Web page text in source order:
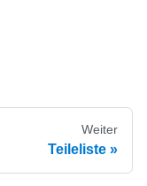
Weiter
Teileliste